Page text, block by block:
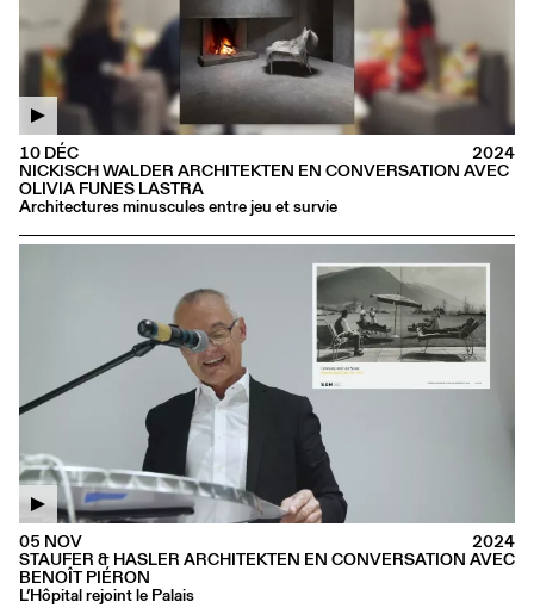
NICKISCH WALDER ARCHITEKTEN EN CONVERSATION AVEC
OLIVIA FUNES LASTRA
Architectures minuscules entre jeu et survie
10 DÉC 2024
STAUFER & HASLER ARCHITEKTEN EN CONVERSATION AVEC
BENOÎT PIÉRON
L’Hôpital rejoint le Palais
05 NOV 2024